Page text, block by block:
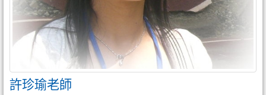
許珍瑜老師